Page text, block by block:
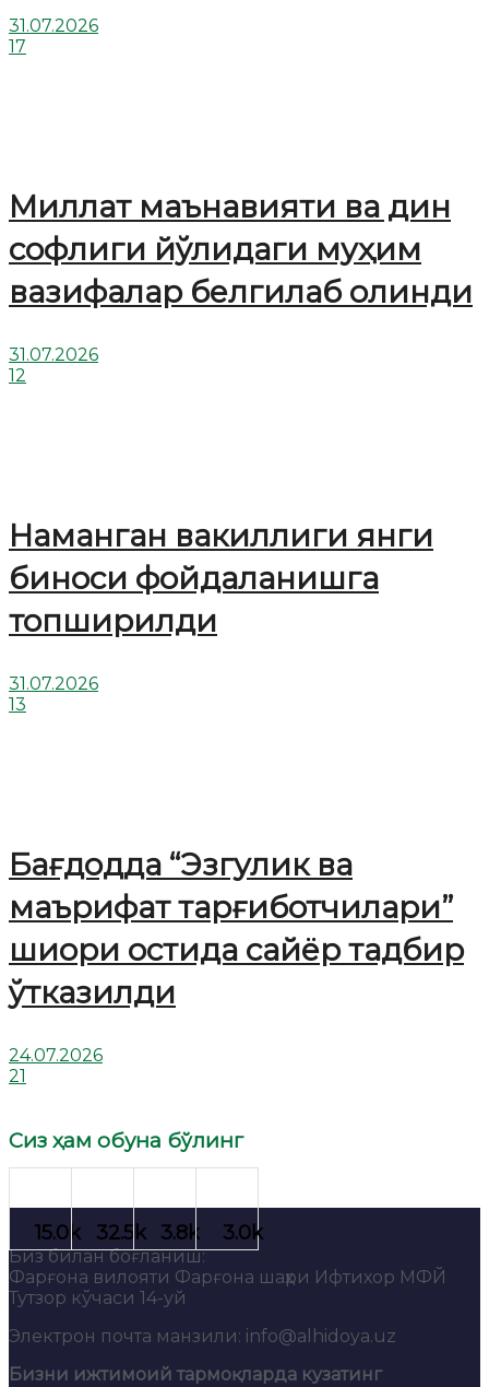
31.07.2026
17
Миллат маънавияти ва дин
софлиги йўлидаги муҳим
вазифалар белгилаб олинди
31.07.2026
12
Наманган вакиллиги янги
биноси фойдаланишга
топширилди
31.07.2026
13
Бағдодда “Эзгулик ва
маърифат тарғиботчилари”
шиори остида сайёр тадбир
ўтказилди
24.07.2026
21
Сиз ҳам обуна бўлинг
Биз билан боғланиш:
Фарғона вилояти Фарғона шаҳри Ифтихор МФЙ
Тутзор кўчаси 14-уй
Электрон почта манзили: info@alhidoya.uz
Бизни ижтимоий тармоқларда кузатинг